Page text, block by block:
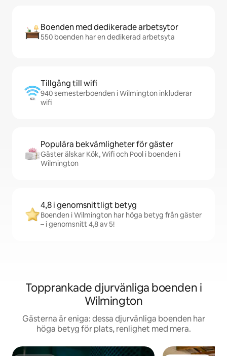
Boenden med dedikerade arbetsytor
550 boenden har en dedikerad arbetsyta
Tillgång till wifi
940 semesterboenden i Wilmington inkluderar
wifi
Populära bekvämligheter för gäster
Gäster älskar Kök, Wifi och Pool i boenden i
Wilmington
4,8 i genomsnittligt betyg
Boenden i Wilmington har höga betyg från gäster
– i genomsnitt 4,8 av 5!
Topprankade djurvänliga boenden i
Wilmington
Gästerna är eniga: dessa djurvänliga boenden har
höga betyg för plats, renlighet med mera.